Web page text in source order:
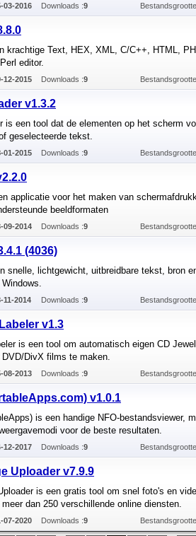
03-2016 Downloads :9
krachtige Text, HEX, XML, C/C++, HTML,
editor.
12-2015 Downloads :9
v1.3.2
is een tool dat de elementen op het scherm
geselecteerde tekst.
01-2015 Downloads :9
applicatie voor het maken van
beeldformaten
09-2014 Downloads :9
(4036)
snelle, lichtgewicht, uitbreidbare tekst, bron
11-2014 Downloads :9
v1.3
is een tool om automatisch eigen CD
DVD/DivX films te maken.
08-2013 Downloads :9
v1.0.1
is een handige NFO-bestandsviewer,
voor de beste resultaten.
12-2017 Downloads :9
Uploader v7.9.9
is een gratis tool om snel foto's en
dan 250 verschillende online diensten.
07-2020 Downloads :9